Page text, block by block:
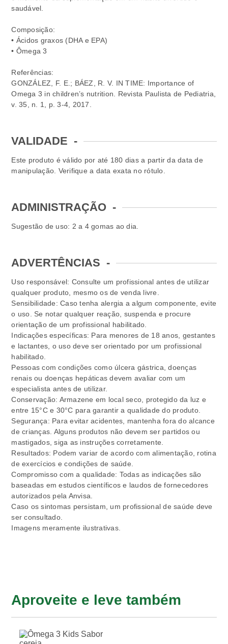
saudável.
Composição:
• Ácidos graxos (DHA e EPA)
• Ômega 3
Referências:
GONZÁLEZ, F. E.; BÁEZ, R. V. IN TIME: Importance of
Omega 3 in children’s nutrition. Revista Paulista de Pediatria,
v. 35, n. 1, p. 3-4, 2017.
VALIDADE -
Este produto é válido por até 180 dias a partir da data de
manipulação. Verifique a data exata no rótulo.
ADMINISTRAÇÃO -
Sugestão de uso: 2 a 4 gomas ao dia.
ADVERTÊNCIAS -
Uso responsável: Consulte um profissional antes de utilizar
qualquer produto, mesmo os de venda livre.
Sensibilidade: Caso tenha alergia a algum componente, evite
o uso. Se notar qualquer reação, suspenda e procure
orientação de um profissional habilitado.
Indicações específicas: Para menores de 18 anos, gestantes
e lactantes, o uso deve ser orientado por um profissional
habilitado.
Pessoas com condições como úlcera gástrica, doenças
renais ou doenças hepáticas devem avaliar com um
especialista antes de utilizar.
Conservação: Armazene em local seco, protegido da luz e
entre 15°C e 30°C para garantir a qualidade do produto.
Segurança: Para evitar acidentes, mantenha fora do alcance
de crianças. Alguns produtos não devem ser partidos ou
mastigados, siga as instruções corretamente.
Resultados: Podem variar de acordo com alimentação, rotina
de exercícios e condições de saúde.
Compromisso com a qualidade: Todas as indicações são
baseadas em estudos científicos e laudos de fornecedores
autorizados pela Anvisa.
Caso os sintomas persistam, um profissional de saúde deve
ser consultado.
Imagens meramente ilustrativas.
Aproveite e leve também